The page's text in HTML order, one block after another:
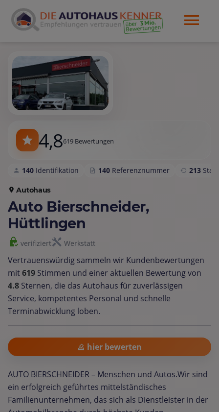
4,8619 Bewertungen
140 Identifikation 140 Referenznummer 213
Autohaus
Auto Bierschneider,
Hüttlingen
verifiziert Werkstatt
Vertrauenswürdig sammeln wir Kundenbewertungen
mit619 Stimmen und einer aktuellen Bewertung von
4.8 Sternen, die das Autohaus für zuverlässigen
Service, kompetentes Personal und schnelle
Terminabwicklung loben.
hier bewerten
AUTO BIERSCHNEIDER – Menschen und Autos.Wir sind
ein erfolgreich geführtes mittelständisches
Familienunternehmen, das sich als Dienstleister in der